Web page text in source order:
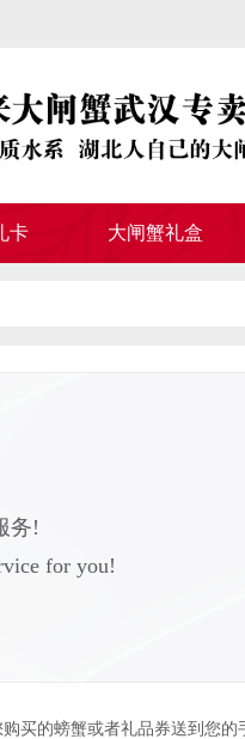
卡 大闸蟹礼盒
务!
for you!
买的螃蟹或者礼品券送到您